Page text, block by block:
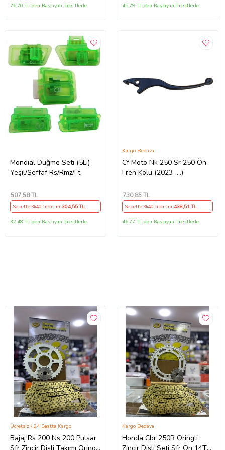
76,70 TL'den Başlayan Taksitlerle 45,79 TL'den Başlayan Taksitlerle
Mondial Düğme Seti (5Li)
Yeşil/Şeffaf Rs/Rmz/Ft
507,58 TL
Sepette %40 İndirim304,55 TL
32,48 TL'den Başlayan Taksitlerle
Cf Moto Nk 250 Sr 250 Ön
Fren Kolu (2023-....)
Kargo Bedava
730,85 TL
Sepette %40 İndirim 438,51 TL
46,77 TL'den Başlayan Taksitlerle
Bajaj Rs 200 Ns 200 Pulsar
Ücretsiz / 24 Saatte Kargo
Honda Cbr 250R Oringli
Kargo Bedava